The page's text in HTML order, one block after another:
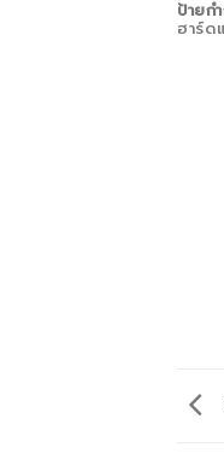
ป้ายก
ฮาร์ด